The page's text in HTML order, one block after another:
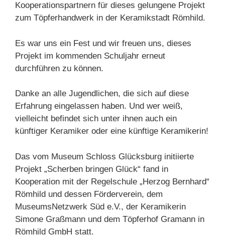
Kooperationspartnern für dieses gelungene Projekt
zum Töpferhandwerk in der Keramikstadt Römhild.
Es war uns ein Fest und wir freuen uns, dieses
Projekt im kommenden Schuljahr erneut
durchführen zu können.
Danke an alle Jugendlichen, die sich auf diese
Erfahrung eingelassen haben. Und wer weiß,
vielleicht befindet sich unter ihnen auch ein
künftiger Keramiker oder eine künftige Keramikerin!
Das vom Museum Schloss Glücksburg initiierte
Projekt „Scherben bringen Glück“ fand in
Kooperation mit der Regelschule „Herzog Bernhard“
Römhild und dessen Förderverein, dem
MuseumsNetzwerk Süd e.V., der Keramikerin
Simone Graßmann und dem Töpferhof Gramann in
Römhild GmbH statt.